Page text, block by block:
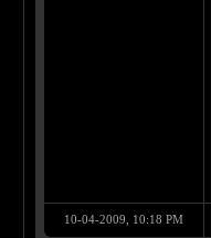
10-04-2009, 10:18 PM